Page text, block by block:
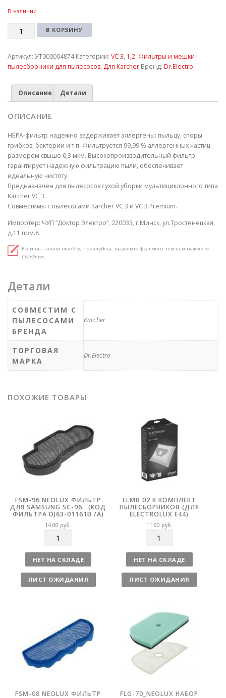
В наличии
Количество В КОРЗИНУ
Артикул: УТ000004874 Категории: VC 3, 1,2. Фильтры и мешки-
пылесборники для пылесосов, Для Karcher Бренд: Dr.Electro
Описание Детали
ОПИСАНИЕ
HEPA-фильтр надежно задерживает аллергены: пыльцу, споры
грибков, бактерии и т.п. Фильтруется 99,99 % аллергенных частиц
размером свыше 0,3 мкм. Высокопроизводительный фильтр
гарантирует надежную фильтрацию пыли, обеспечивает
идеальную чистоту.
Предназначен для пылесосов сухой уборки мультициклонного типа
Karcher VC 3.
Совместимы с пылесосами Karcher VC 3 и VC 3 Premium.
Импортер: ЧУП “Доктор Электро”, 220033, г.Минск, ул.Тростенецкая,
д.11 пом.8
Если вы нашли ошибку, пожалуйста, выделите фрагмент текста и нажмите
Ctrl+Enter.
Детали
СОВМЕСТИМ С
ПЫЛЕСОСАМИ
БРЕНДА
Karcher
ТОРГОВАЯ
МАРКА
Dr.Electro
ПОХОЖИЕ ТОВАРЫ
FSM-96 NEOLUX ФИЛЬТР
ДЛЯ SAMSUNG SC-96.. (КОД
ФИЛЬТРА DJ63-01161B /A)
14.00 руб.
л
и
ч
е
НЕТ НА СКЛАДЕ
ЛИСТ ОЖИДАНИЯ
ELMB 02 K КОМПЛЕКТ
ПЫЛЕСБОРНИКОВ (ДЛЯ
ELECTROLUX E44)
11.90 руб.
л
и
ч
е
в
НЕТ НА СКЛАДЕ
ЛИСТ ОЖИДАНИЯ
FSM-08 NEOLUX ФИЛЬТР
FLG-70_NEOLUX НАБОР